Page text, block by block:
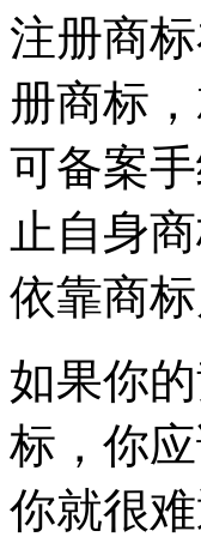
注册商
册商标
可备案
止自身
依靠商标
如果你
标，你
你就很